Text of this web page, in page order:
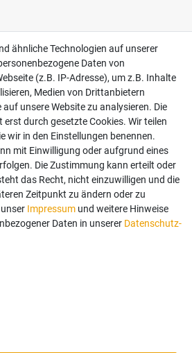
einer sicheren Bezahlung.
ähnliche Technologien auf unserer
Daten von
(z.B. IP-Adresse), um z.B. Inhalte
Medien von Drittanbietern
unsere Website zu analysieren. Die
durch gesetzte Cookies. Wir teilen
wir in den Einstellungen benennen.
mit Einwilligung oder aufgrund eines
Die Zustimmung kann erteilt oder
das Recht, nicht einzuwilligen und die
Zeitpunkt zu ändern oder zu
Impressum und weitere Hinweise
Daten in unserer Daten­schutz­